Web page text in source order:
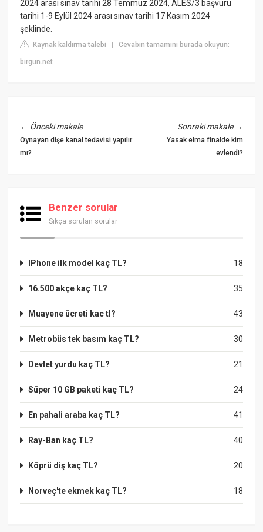
2024 arası sınav tarihi 28 Temmuz 2024, ALES/3 başvuru
tarihi 1-9 Eylül 2024 arası sınav tarihi 17 Kasım 2024
şeklinde.
Kaynak kaldırma talebi |Cevabın tamamını burada okuyun:
birgun.net
← Önceki makale
Oynayan dişe kanal tedavisi yapılır
mı?
Sonraki makale→
Yasak elma finalde kim
evlendi?
Benzer sorular
Sıkça sorulan sorular
18
IPhone ilk model kaç TL?
35
16.500 akçe kaç TL?
43
Muayene ücreti kac tl?
30
Metrobüs tek basım kaç TL?
21
Devlet yurdu kaç TL?
24
Süper 10 GB paketi kaç TL?
41
En pahali araba kaç TL?
40
Ray-Ban kaç TL?
20
Köprü diş kaç TL?
18
Norveç'te ekmek kaç TL?